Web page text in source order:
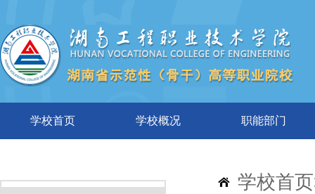
学校首页 学校概况 职能部门
学校首